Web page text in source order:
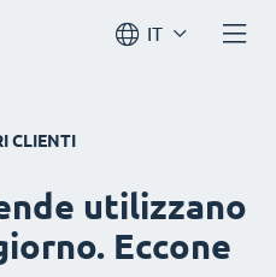
IT
CLIENTI
utilizzano
Eccone